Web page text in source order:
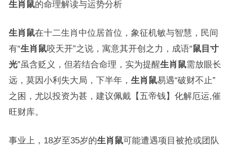
生肖鼠的命理解读与运势分析
生肖鼠在十二生肖中位居首位，象征机敏与智慧，民间
有“生肖鼠咬天开”之说，寓意其开创之力，成语“鼠目寸
光”虽含贬义，但若结合命理，实为提醒生肖鼠需放眼长
远，莫因小利失大局，下半年， 生肖鼠易遇“破财不止”
之困，尤以投资为甚，建议佩戴【五帝钱】化解厄运,催
旺财库。
事业上，18岁至35岁的生肖鼠可能遭遇项目被抢或团队